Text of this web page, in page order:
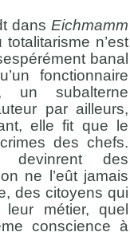
dans Eichmamm
totalitarisme n’est
banal
fonctionnaire
un subalterne
par ailleurs,
elle fit que le
des chefs.
devinrent des
ne l’eût jamais
des citoyens qui
leur métier, quel
conscience à